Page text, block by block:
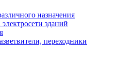
назначения
зданий
переходники